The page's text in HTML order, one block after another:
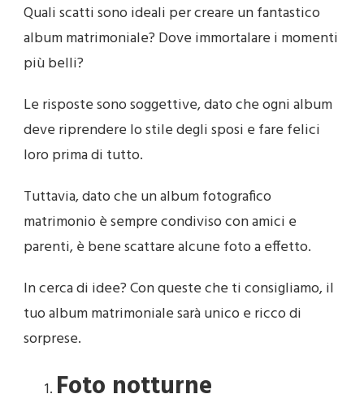
Quali scatti sono ideali per creare un fantastico
album matrimoniale? Dove immortalare i momenti
più belli?
Le risposte sono soggettive, dato che ogni album
deve riprendere lo stile degli sposi e fare felici
loro prima di tutto.
Tuttavia, dato che un album fotografico
matrimonio è sempre condiviso con amici e
parenti, è bene scattare alcune foto a effetto.
In cerca di idee? Con queste che ti consigliamo, il
tuo album matrimoniale sarà unico e ricco di
sorprese.
Foto notturne